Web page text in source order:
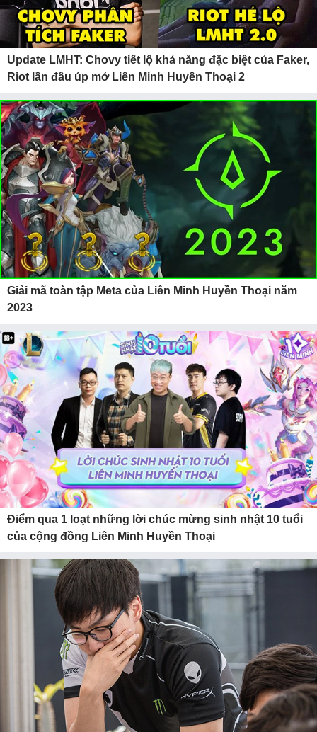
Update LMHT: Chovy tiết lộ khả năng đặc biệt của Faker,
Riot lần đầu úp mở Liên Minh Huyền Thoại 2
Giải mã toàn tập Meta của Liên Minh Huyền Thoại năm
2023
Điểm qua 1 loạt những lời chúc mừng sinh nhật 10 tuổi
của cộng đồng Liên Minh Huyền Thoại